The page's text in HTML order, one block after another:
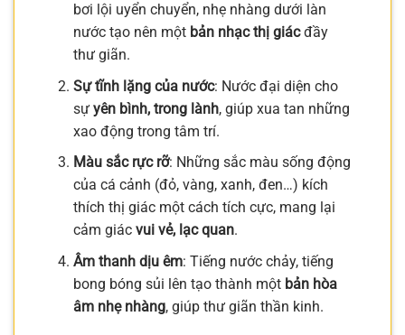
bơi lội uyển chuyển, nhẹ nhàng dưới làn
nước tạo nên một bản nhạc thị giácđầy
thư giãn.
Sự tĩnh lặng của nước: Nước đại diện cho
sự yên bình, trong lành, giúp xua tan những
xao động trong tâm trí.
Màu sắc rực rỡ: Những sắc màu sống động
của cá cảnh (đỏ, vàng, xanh, đen…) kích
thích thị giác một cách tích cực, mang lại
cảm giác vui vẻ, lạc quan.
Âm thanh dịu êm: Tiếng nước chảy, tiếng
bong bóng sủi lên tạo thành một bản hòa
âm nhẹ nhàng, giúp thư giãn thần kinh.